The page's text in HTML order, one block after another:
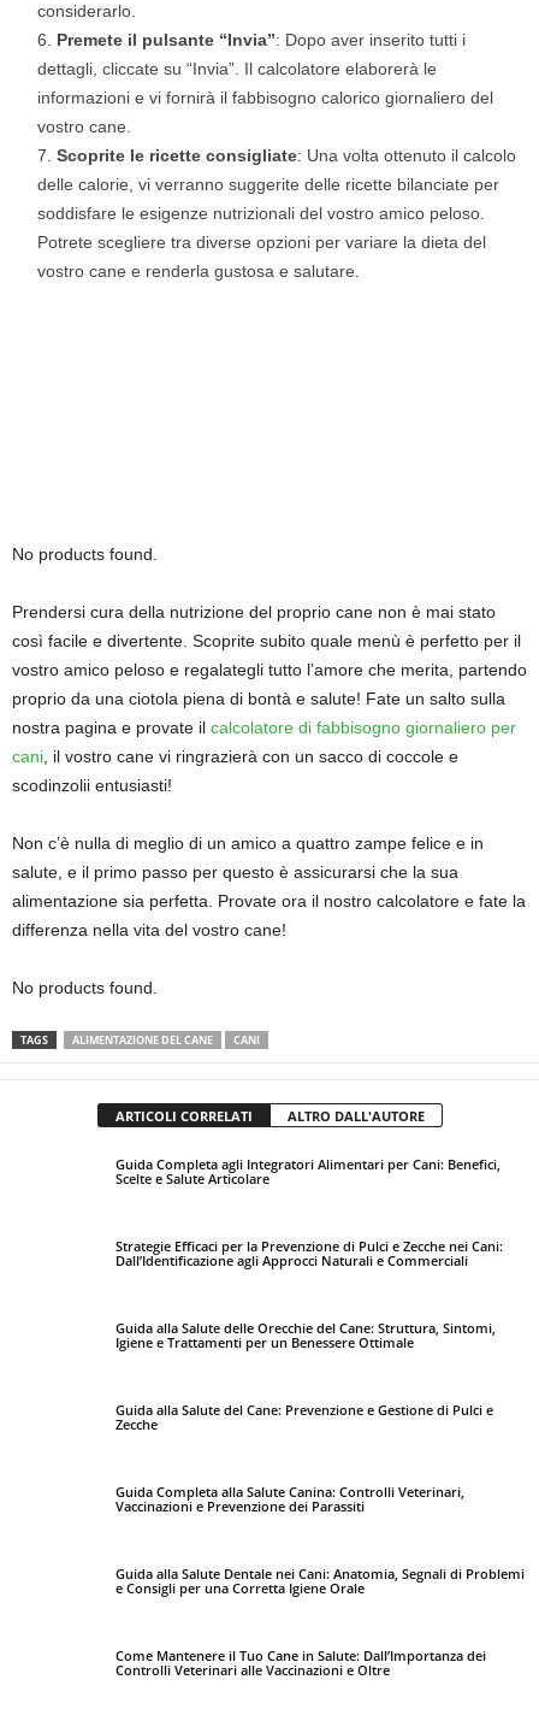
considerarlo.
Premete il pulsante “Invia”: Dopo aver inserito tutti i
dettagli, cliccate su “Invia”. Il calcolatore elaborerà le
informazioni e vi fornirà il fabbisogno calorico giornaliero del
vostro cane.
Scoprite le ricette consigliate: Una volta ottenuto il calcolo
delle calorie, vi verranno suggerite delle ricette bilanciate per
soddisfare le esigenze nutrizionali del vostro amico peloso.
Potrete scegliere tra diverse opzioni per variare la dieta del
vostro cane e renderla gustosa e salutare.
No products found.
Prendersi cura della nutrizione del proprio cane non è mai stato
così facile e divertente. Scoprite subito quale menù è perfetto per il
vostro amico peloso e regalategli tutto l’amore che merita, partendo
proprio da una ciotola piena di bontà e salute! Fate un salto sulla
nostra pagina e provate il calcolatore di fabbisogno giornaliero per
cani , il vostro cane vi ringrazierà con un sacco di coccole e
scodinzolii entusiasti!
Non c’è nulla di meglio di un amico a quattro zampe felice e in
salute, e il primo passo per questo è assicurarsi che la sua
alimentazione sia perfetta. Provate ora il nostro calcolatore e fate la
differenza nella vita del vostro cane!
No products found.
TAGS ALIMENTAZIONE DEL CANE CANI
ARTICOLI CORRELATI ALTRO DALL'AUTORE
Guida Completa agli Integratori Alimentari per Cani: Benefici,
Scelte e Salute Articolare
Strategie Efficaci per la Prevenzione di Pulci e Zecche nei Cani:
Dall’Identificazione agli Approcci Naturali e Commerciali
Guida alla Salute delle Orecchie del Cane: Struttura, Sintomi,
Igiene e Trattamenti per un Benessere Ottimale
Guida alla Salute del Cane: Prevenzione e Gestione di Pulci e
Zecche
Guida Completa alla Salute Canina: Controlli Veterinari,
Vaccinazioni e Prevenzione dei Parassiti
Guida alla Salute Dentale nei Cani: Anatomia, Segnali di Problemi
e Consigli per una Corretta Igiene Orale
Come Mantenere il Tuo Cane in Salute: Dall’Importanza dei
Controlli Veterinari alle Vaccinazioni e Oltre